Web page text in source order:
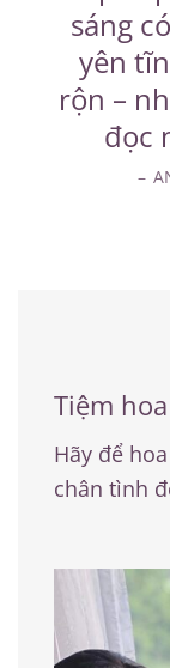
sáng
yên
rộn –
đọc
–
Tiệm
Hãy để
chân tình